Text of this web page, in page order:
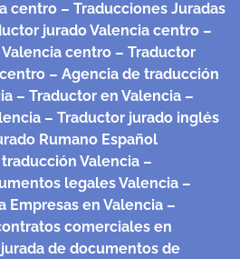
centro – Traducciones Juradas
jurado Valencia centro –
centro – Traductor
– Agencia de traducción
– Traductor en Valencia –
– Traductor jurado inglés
Rumano Español
Valencia –
legales Valencia –
Empresas en Valencia –
comerciales en
de documentos de